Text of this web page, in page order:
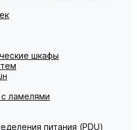
шкафы
ламелями
питания (PDU)